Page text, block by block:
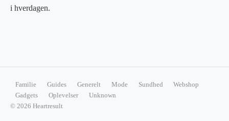
i hverdagen.
Familie Guides Generelt Mode Sundhed
Webshop
Gadgets
Oplevelser
Unknown
© 2026 Heartresult